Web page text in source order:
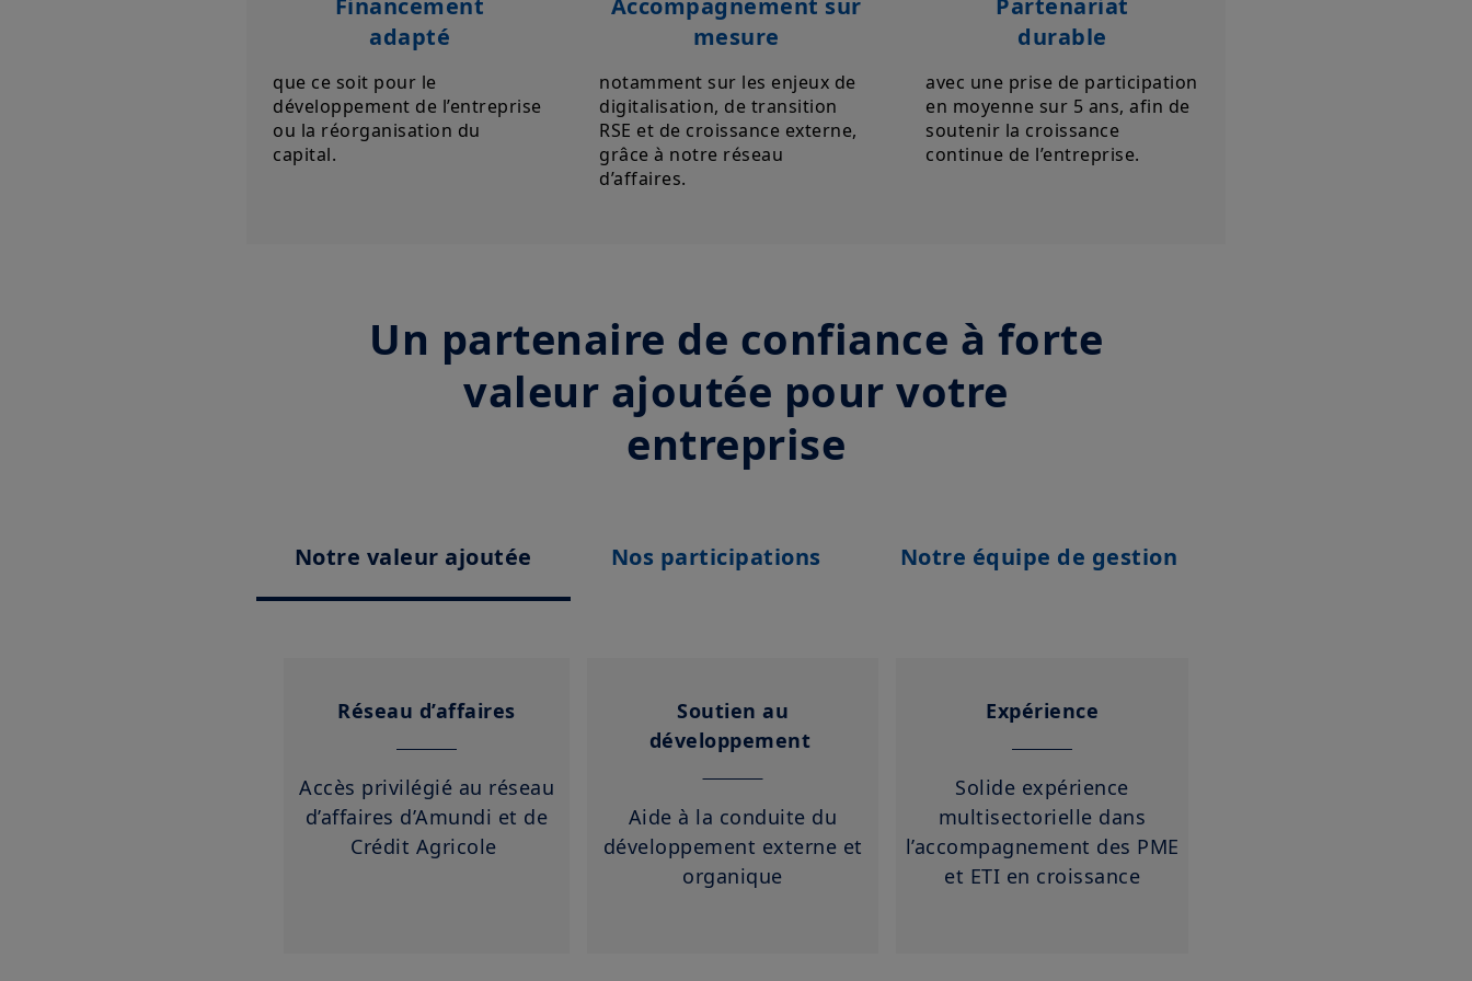
Financement
adapté
que ce soit pour le
développement de l’entreprise
ou la réorganisation du
capital.
Accompagnement sur
mesure
notamment sur les enjeux de
digitalisation, de transition
RSE et de croissance externe,
grâce à notre réseau
d’affaires.
Partenariat
durable
avec une prise de participation
en moyenne sur 5 ans, afin de
soutenir la croissance
continue de l’entreprise.
Un partenaire de confiance à forte
valeur ajoutée pour votre
entreprise
Notre valeur ajoutée Nos participations Notre équipe de gestion
Réseau d’affaires
Accès privilégié au réseau
d’affaires d’Amundi et de
Crédit Agricole
Soutien au
développement
Aide à la conduite du
développement externe et
organique
Expérience
Solide expérience
multisectorielle dans
l’accompagnement des PME
et ETI en croissance
temps et être mises à jour par Amundi Asset Management, sans préavis et à tout
aux «Mentions légales / Conditions générales d’accès au site».
En choisissant d’accéder à notre site, vous reconnaissez avoir pris connaissance de ces
Conditions et les avoir acceptées. Nous vous conseillons, dans votre intérêt, de les lire
attentivement.